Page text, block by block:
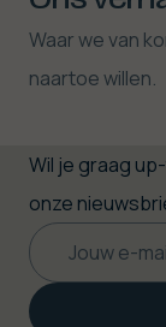
Waar we van
naartoe willen.
Wil je graag
onze